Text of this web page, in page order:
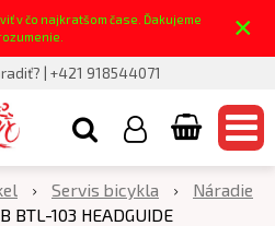
v čo najkratšom čase. Ďakujeme
×
| +421 918544071
Servis bicykla
Náradie
BTL-103 HEADGUIDE